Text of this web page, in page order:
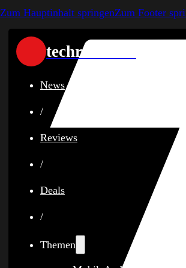
Zum Hauptinhalt springenZum Footer
techreviewer
News
/
Reviews
/
Deals
/
Themen